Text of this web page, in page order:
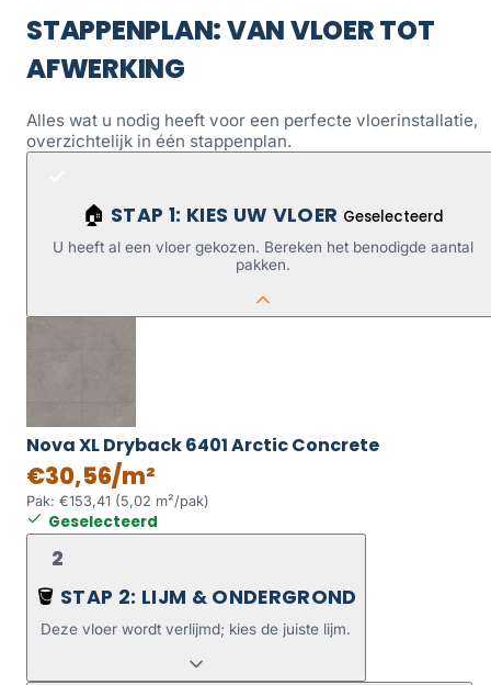
STAPPENPLAN: VAN VLOER TOT
AFWERKING
Alles wat u nodig heeft voor een perfecte vloerinstallatie,
overzichtelijk in één stappenplan.
🏠 STAP 1: KIES UW VLOER Geselecteerd
U heeft al een vloer gekozen. Bereken het benodigde aantal
pakken.
Nova XL Dryback 6401 Arctic Concrete
€30,56/m²
Pak: €153,41 (5,02 m²/pak)
Geselecteerd
2
🪣 STAP 2: LIJM & ONDERGROND
Deze vloer wordt verlijmd; kies de juiste lijm.